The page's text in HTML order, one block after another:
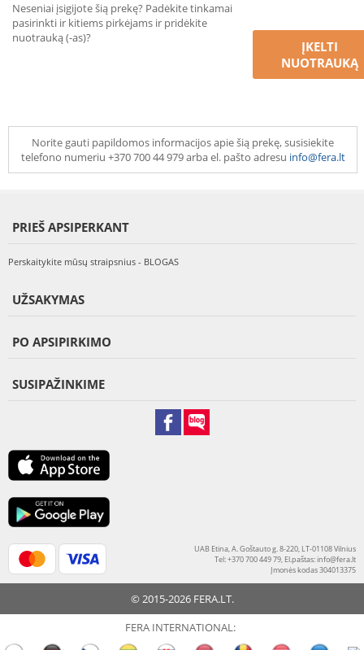
Neseniai įsigijote šią prekę? Padėkite tinkamai
pasirinkti ir kitiems pirkėjams ir pridėkite
nuotrauką (-as)?
ĮKELTI
NUOTRAUKĄ
Norite gauti papildomos informacijos apie šią prekę, susisiekite
telefono numeriu +370 700 44 979 arba el. pašto adresu info@fera.lt
PRIEŠ APSIPERKANT
Perskaitykite mūsų straipsnius - BLOGAS
UŽSAKYMAS
PO APSIPIRKIMO
SUSIPAŽINKIME
UAB Etina, A. Goštauto g. 8-220, LT-01108 Vilnius
Tel: +370 700 449 79, El.paštas:info@fera.lt
Įmonės kodas 304013375
© 2015-2026 FERA.LT.
FERA INTERNATIONAL: